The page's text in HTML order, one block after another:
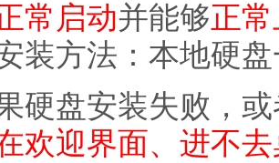
常启动并能够正
装方法：本地硬
盘安装失败，或
欢迎界面、进不